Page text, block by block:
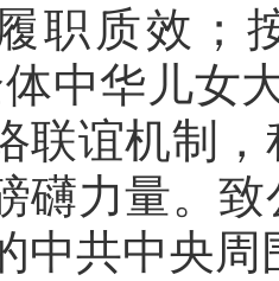
职质效；
体中华儿女
联谊机制
礴力量。
中共中央周